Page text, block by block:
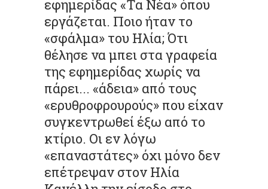
εφημερίδας «Τα Νέα» όπου
εργάζεται. Ποιο ήταν το
«σφάλμα» του Ηλία; Ότι
θέλησε να μπει στα γραφεία
της εφημερίδας χωρίς να
πάρει... «άδεια» από τους
«ερυθροφρουρούς» που είχαν
συγκεντρωθεί έξω από το
κτίριο. Οι εν λόγω
«επαναστάτες» όχι μόνο δεν
επέτρεψαν στον Ηλία